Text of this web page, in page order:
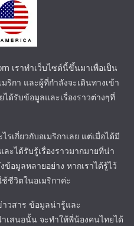
เราทำเว็บไซต์นี้ขึ้นมาเพื่อเป็น
ริกา และผู้ที่กำลังจะเดินทางเข้า
ได้รับข้อมูลและเรื่องราวต่างๆที่
รเกี่ยวกับอเมริกาเลย แต่เมื่อได้มี
ะได้รับรู้เรื่องราวมากมายที่น่า
อมูลหลายอย่าง หากเราได้รู้ไว้
ชีวิตในอเมริกาค่ะ
าวสาร ข้อมูลน่ารู้และ
เสนอนั้น จะทำให้พี่น้องคนไทยได้